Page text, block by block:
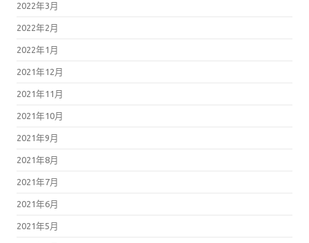
2022年3月
2022年2月
2022年1月
2021年12月
2021年11月
2021年10月
2021年9月
2021年8月
2021年7月
2021年6月
2021年5月